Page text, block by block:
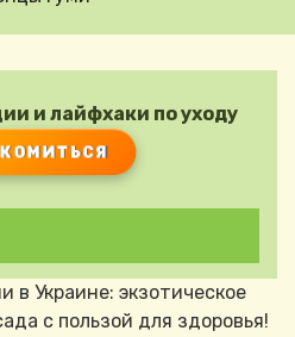
и лайфхаки по уходу
в Украине: экзотическое
с пользой для здоровья!